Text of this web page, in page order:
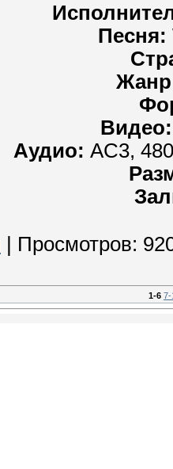
Песня:
Видео:
Аудио: AC3,
| Просмотров:
1-6 7-